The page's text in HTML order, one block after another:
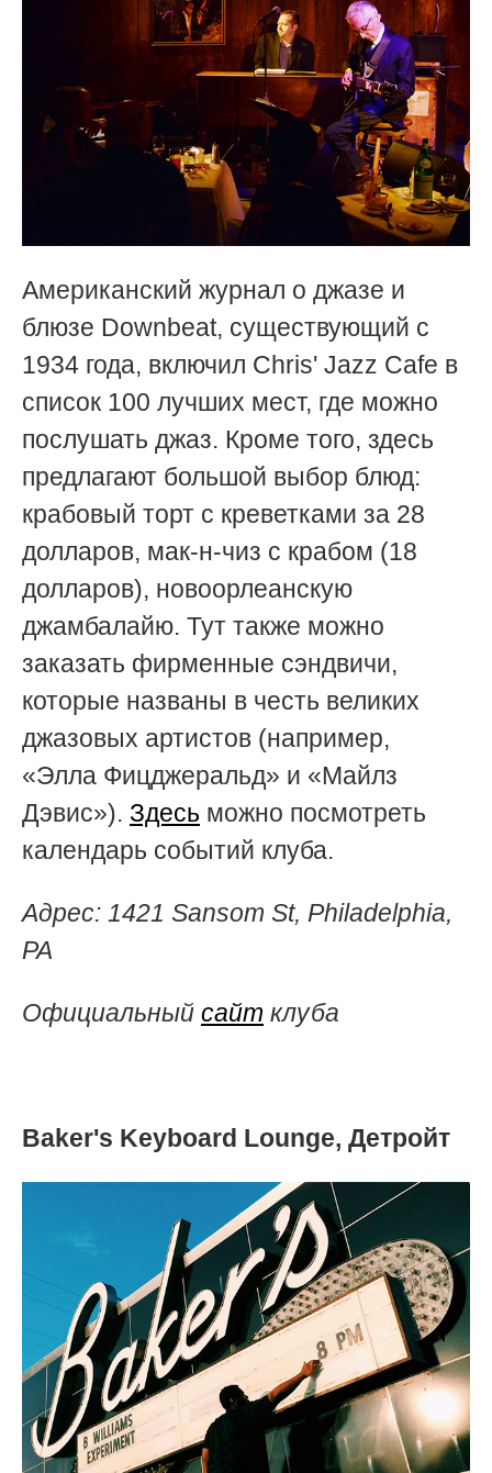
Американский журнал о джазе и
блюзе Downbeat, существующий с
1934 года, включил Chris' Jazz Cafe в
список 100 лучших мест, где можно
послушать джаз. Кроме того, здесь
предлагают большой выбор блюд:
крабовый торт с креветками за 28
долларов, мак-н-чиз с крабом (18
долларов), новоорлеанскую
джамбалайю. Тут также можно
заказать фирменные сэндвичи,
которые названы в честь великих
джазовых артистов (например,
«Элла Фицджеральд» и «Майлз
Дэвис»). Здесь можно посмотреть
календарь событий клуба.
Адрес: 1421 Sansom St, Philadelphia,
PA
Официальный сайт клуба
Baker's Keyboard Lounge, Детройт